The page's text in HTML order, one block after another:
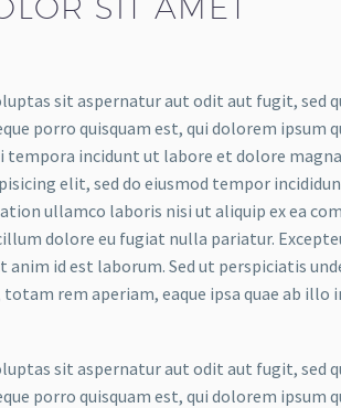
SIT AMET
sit aspernatur aut odit aut fugit, sed
porro quisquam est, qui dolorem ipsum
tempora incidunt ut labore et dolore
elit, sed do eiusmod tempor
ullamco laboris nisi ut aliquip ex ea
dolore eu fugiat nulla pariatur.
id est laborum. Sed ut perspiciatis
rem aperiam, eaque ipsa quae ab
sit aspernatur aut odit aut fugit, sed
porro quisquam est, qui dolorem ipsum